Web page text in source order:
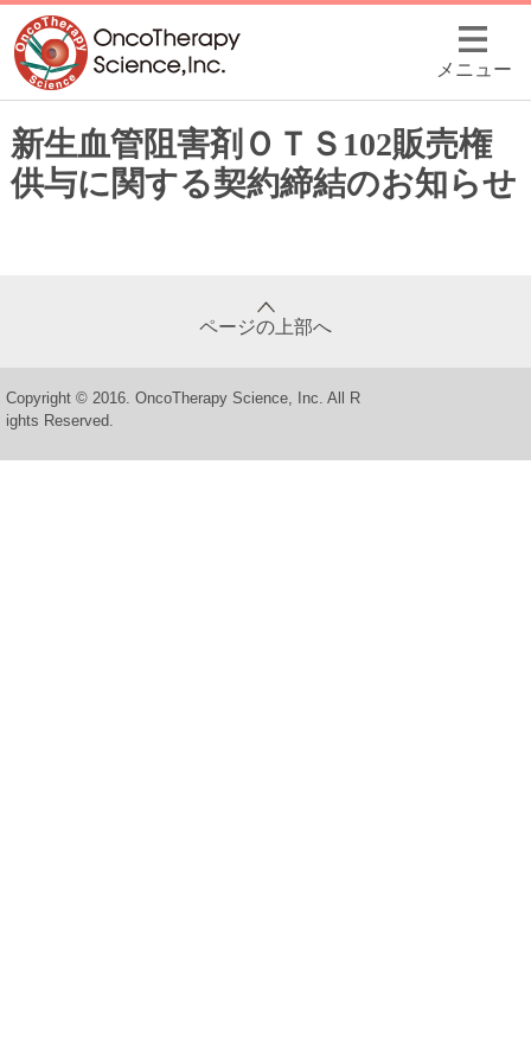
メニュー
新生血管阻害剤ＯＴＳ102販売権
供与に関する契約締結のお知らせ
ページの上部へ
Copyright © 2016. OncoTherapy Science, Inc. All R
ights Reserved.